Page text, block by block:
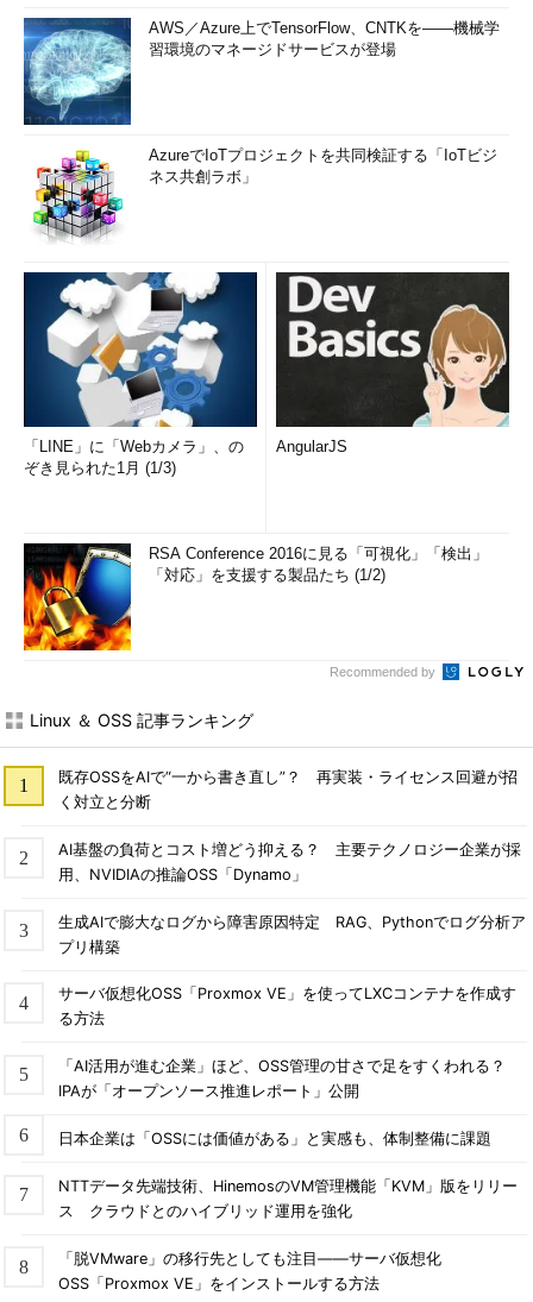
AWS／Azure上でTensorFlow、CNTKを――機械学
習環境のマネージドサービスが登場
AzureでIoTプロジェクトを共同検証する「IoTビジ
ネス共創ラボ」
「LINE」に「Webカメラ」、の
ぞき見られた1月 (1/3)
AngularJS
RSA Conference 2016に見る「可視化」「検出」
「対応」を支援する製品たち (1/2)
Recommended by
Linux ＆ OSS 記事ランキング
既存OSSをAIで“一から書き直し”？ 再実装・ライセンス回避が招
く対立と分断
AI基盤の負荷とコスト増どう抑える？ 主要テクノロジー企業が採
用、NVIDIAの推論OSS「Dynamo」
生成AIで膨大なログから障害原因特定 RAG、Pythonでログ分析ア
プリ構築
サーバ仮想化OSS「Proxmox VE」を使ってLXCコンテナを作成す
る方法
「AI活用が進む企業」ほど、OSS管理の甘さで足をすくわれる？
IPAが「オープンソース推進レポート」公開
日本企業は「OSSには価値がある」と実感も、体制整備に課題
NTTデータ先端技術、HinemosのVM管理機能「KVM」版をリリー
ス クラウドとのハイブリッド運用を強化
「脱VMware」の移行先としても注目――サーバ仮想化
OSS「Proxmox VE」をインストールする方法